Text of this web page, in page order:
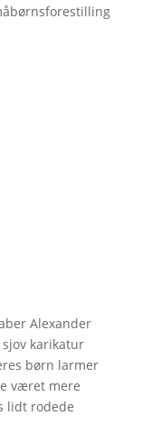
Alexander
karikatur
børn larmer
været mere
lidt rodede